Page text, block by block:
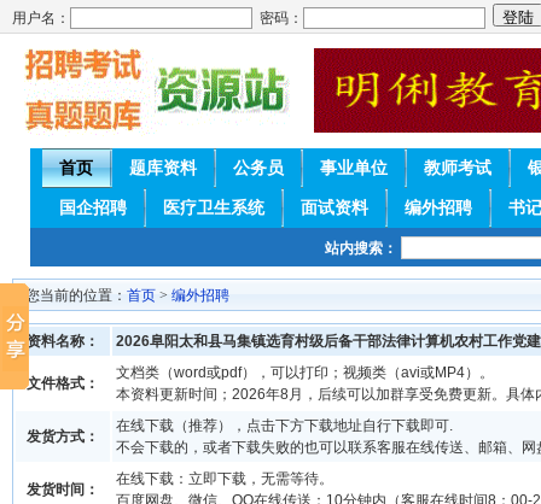
用户名： 密码：
首页 题库资料 公务员 事业单位 教师考试
国企招聘 医疗卫生系统 面试资料 编外招聘 书
站内搜索：
您当前的位置： 首页 > 编外招聘
资料名称： 2026阜阳太和县马集镇选育村级后备干部法律计算机农村工作党
文件格式：
文档类（word或pdf），可以打印；视频类（avi或MP4）。
本资料更新时间；2026年8月，后续可以加群享受免费更新。具体
发货方式：
在线下载（推荐），点击下方下载地址自行下载即可.
不会下载的，或者下载失败的也可以联系客服在线传送、邮箱、网
发货时间：
在线下载：立即下载，无需等待。
百度网盘、微信、QQ在线传送：10分钟内（客服在线时间8：00-